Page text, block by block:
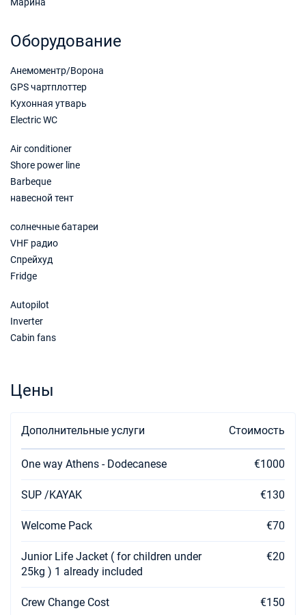
Забронировать
22/05/2027 - 29/05/2027
03/07/2027 - 10/07/2027 €5100
Забронировать
10/07/2027 - 17/07/2027 €5100
17/07/2027 - 24/07/2027 €5100
24/07/2027 - 31/07/2027
Забронировать
31/07/2027 - 07/08/2027
Оборудование
Анемоментр/Ворона
GPS чартплоттер
Кухонная утварь
Electric WC
Air conditioner
Shore power line
Barbeque
навесной тент
солнечные батареи
VHF радио
Спрейхуд
Fridge
Autopilot
Inverter
Cabin fans
Цены
Дополнительные услуги Стоимость
One way Athens - Dodecanese €1000
SUP /KAYAK €130
Welcome Pack €70
Junior Life Jacket ( for children under
25kg ) 1 already included
€20
Crew Change Cost €150